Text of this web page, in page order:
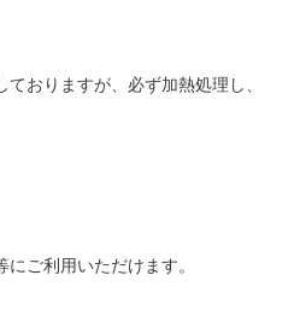
おりますが、必ず加熱処理し、
ご利用いただけます。